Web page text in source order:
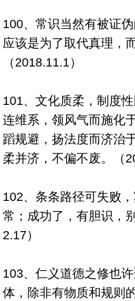
100、常识当然有被证
应该是为了取代真理，
（2018.11.1）
101、文化质柔，制度
连维系，领风气而施化
蹈规避，扬法度而济治
柔并济，不偏不废。（
102、条条路径可失败
常；成功了，有胆识，
2.17）
103、仁义道德之修也
体，除非有物质和规则